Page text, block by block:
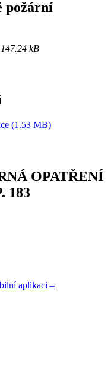
požární
kB
(1.53 MB)
OPATŘENÍ
183
aplikaci –